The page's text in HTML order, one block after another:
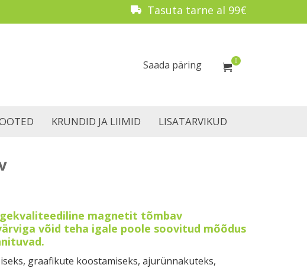
Tasuta tarne al 99€
Saada päring 0
KRUNDID JA LIIMID LISATARVIKUD
magnetit tõmbav
võid teha igale poole soovitud mõõdus
graafikute koostamiseks, ajurünnakuteks,